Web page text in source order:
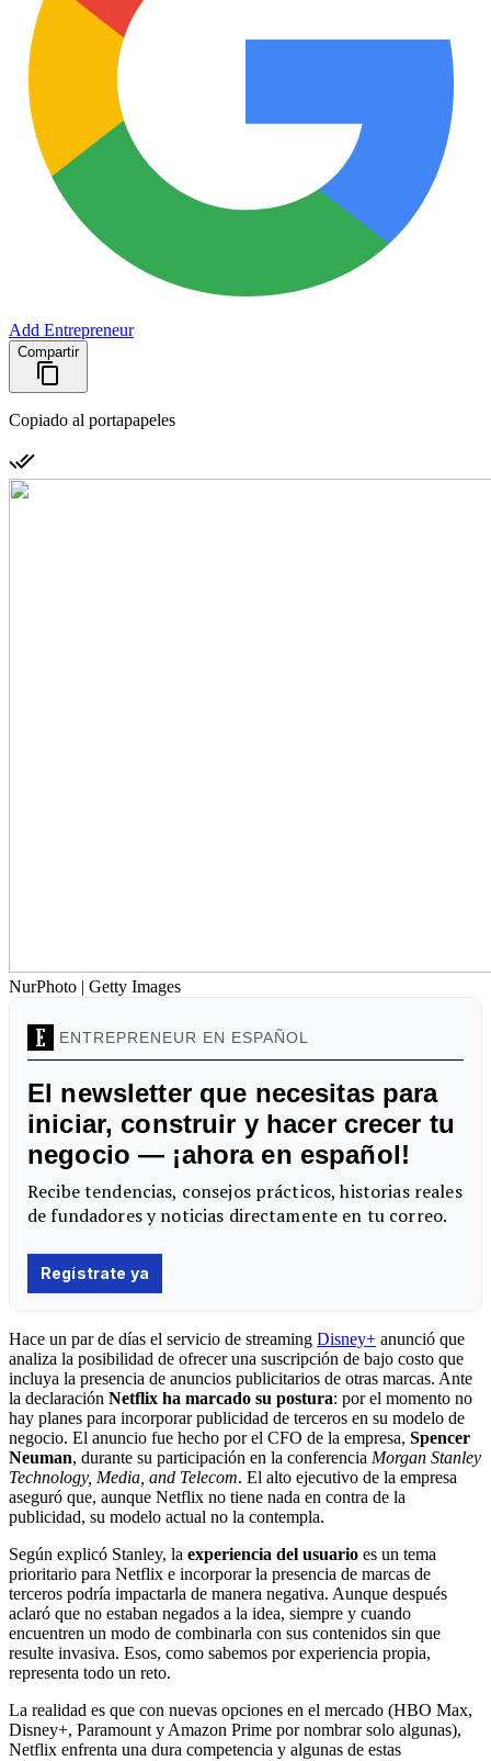
Add Entrepreneur
Compartir
Copiado al portapapeles
NurPhoto | Getty Images
Hace un par de días el servicio de streaming Disney+ anunció que
analiza la posibilidad de ofrecer una suscripción de bajo costo que
incluya la presencia de anuncios publicitarios de otras marcas. Ante
la declaración Netflix ha marcado su postura: por el momento no
hay planes para incorporar publicidad de terceros en su modelo de
negocio. El anuncio fue hecho por el CFO de la empresa, Spencer
Neuman, durante su participación en la conferencia Morgan Stanley
Technology, Media, and Telecom. El alto ejecutivo de la empresa
aseguró que, aunque Netflix no tiene nada en contra de la
publicidad, su modelo actual no la contempla.
Según explicó Stanley, la experiencia del usuario es un tema
prioritario para Netflix e incorporar la presencia de marcas de
terceros podría impactarla de manera negativa. Aunque después
aclaró que no estaban negados a la idea, siempre y cuando
encuentren un modo de combinarla con sus contenidos sin que
resulte invasiva. Esos, como sabemos por experiencia propia,
representa todo un reto.
La realidad es que con nuevas opciones en el mercado (HBO Max,
Disney+, Paramount y Amazon Prime por nombrar solo algunas),
Netflix enfrenta una dura competencia y algunas de estas